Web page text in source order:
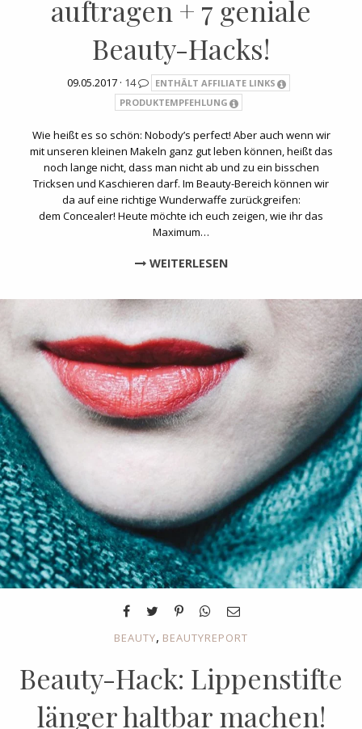
auftragen + 7 geniale
Beauty-Hacks!
09.05.2017 · 14
ENTHÄLT AFFILIATE LINKS
PRODUKTEMPFEHLUNG
Wie heißt es so schön: Nobody’s perfect! Aber auch wenn wir
mit unseren kleinen Makeln ganz gut leben können, heißt das
noch lange nicht, dass man nicht ab und zu ein bisschen
Tricksen und Kaschieren darf. Im Beauty-Bereich können wir
da auf eine richtige Wunderwaffe zurückgreifen:
dem Concealer! Heute möchte ich euch zeigen, wie ihr das
Maximum…
WEITERLESEN
BEAUTY, BEAUTYREPORT
Beauty-Hack: Lippenstifte
länger haltbar machen!